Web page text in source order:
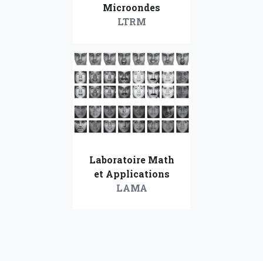
Microondes
LTRM
Laboratoire Math
et Applications
LAMA